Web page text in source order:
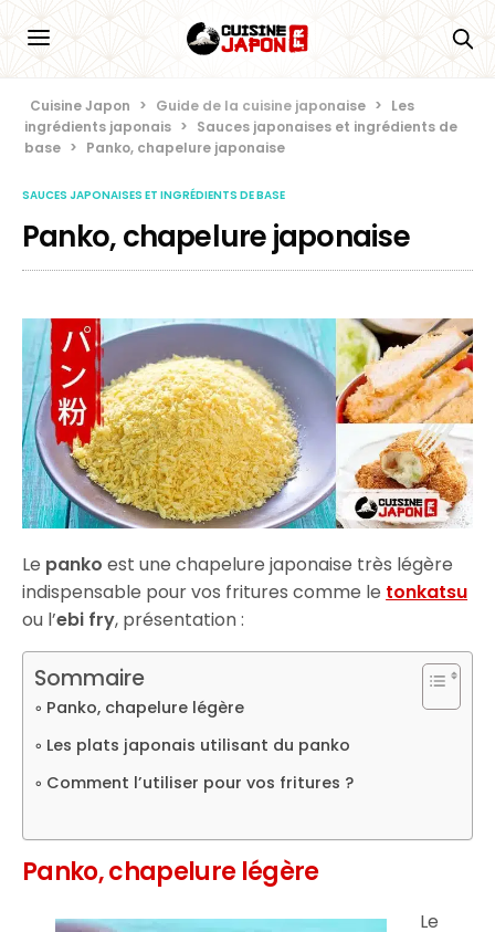
Cuisine Japon > Guide de la cuisine japonaise > Les
ingrédients japonais > Sauces japonaises et ingrédients de
base > Panko, chapelure japonaise
SAUCES JAPONAISES ET INGRÉDIENTS DE BASE
Panko, chapelure japonaise
Le panko est une chapelure japonaise très légère
indispensable pour vos fritures comme le tonkatsu
ou l’ebi fry, présentation :
Sommaire
Panko, chapelure légère
Les plats japonais utilisant du panko
Comment l’utiliser pour vos fritures ?
Panko, chapelure légère
Le